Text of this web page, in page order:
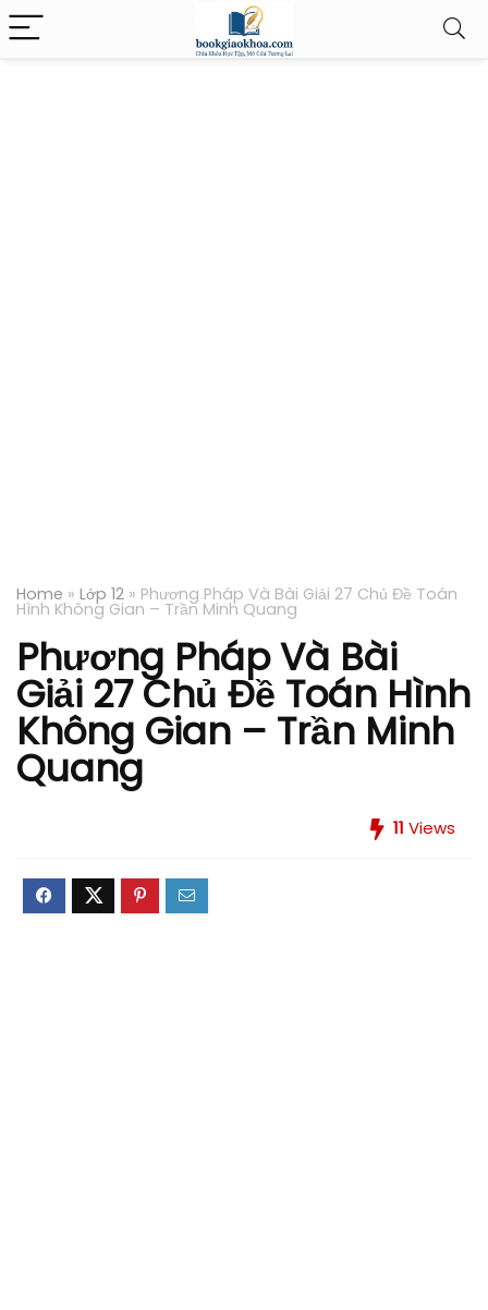
Home » Lớp 12 » Phương Pháp Và Bài Giải 27 Chủ Đề Toán
Hình Không Gian – Trần Minh Quang
Phương Pháp Và Bài
Giải 27 Chủ Đề Toán Hình
Không Gian – Trần Minh
Quang
11 Views